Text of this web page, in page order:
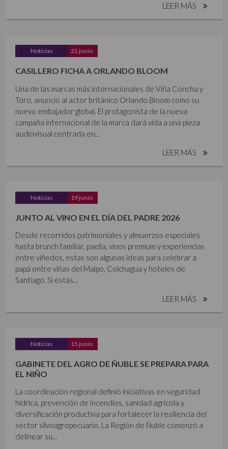
LEER MÁS
Noticias 22 junio
CASILLERO FICHA A ORLANDO BLOOM
Una de las marcas más internacionales de Viña Concha y
Toro, anunció al actor británico Orlando Bloom como su
nuevo embajador global. El protagonista de la nueva
campaña internacional de la marca dará vida a una pieza
audiovisual centrada en...
LEER MÁS
Noticias 19 junio
JUNTO AL VINO EN EL DÍA DEL PADRE 2026
Desde recorridos patrimoniales y almuerzos especiales
hasta brunch familiar, paella, vinos premium y experiencias
entre viñedos, estas son algunas ideas para celebrar a
papá entre viñas del Maipo, Colchagua y hoteles de
Santiago. Si estás...
LEER MÁS
Noticias 15 junio
GABINETE DEL AGRO DE ÑUBLE SE PREPARA PARA
EL NIÑO
La coordinación regional definió iniciativas en seguridad
hídrica, prevención de incendios, sanidad agrícola y
diversificación productiva para fortalecer la resiliencia del
sector silvoagropecuario. La Región de Ñuble comenzó a
delinear su...